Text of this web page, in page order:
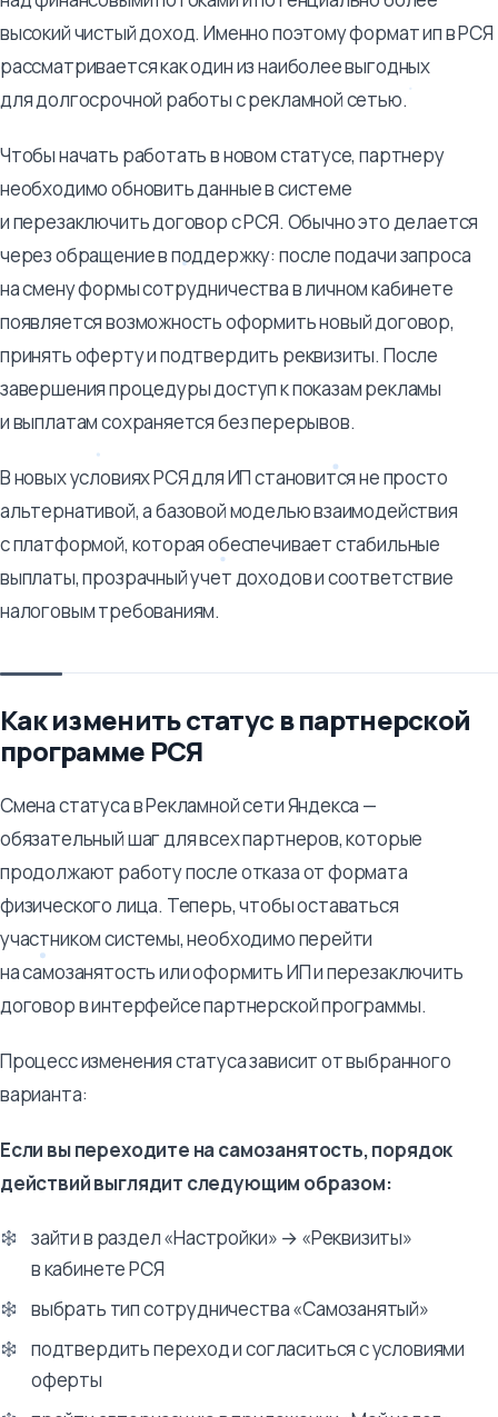
высокий чистый доход. Именно поэтому формат ип в РСЯ
рассматривается как один из наиболее выгодных
для долгосрочной работы с рекламной сетью.
Чтобы начать работать в новом статусе, партнеру
необходимо обновить данные в системе
и перезаключить договор с РСЯ. Обычно это делается
через обращение в поддержку: после подачи запроса
на смену формы сотрудничества в личном кабинете
появляется возможность оформить новый договор,
принять оферту и подтвердить реквизиты. После
завершения процедуры доступ к показам рекламы
и выплатам сохраняется без перерывов.
В новых условиях РСЯ для ИП становится не просто
альтернативой, а базовой моделью взаимодействия
с платформой, которая обеспечивает стабильные
выплаты, прозрачный учет доходов и соответствие
налоговым требованиям.
Как изменить статус в партнерской
программе РСЯ
Смена статуса в Рекламной сети Яндекса —
обязательный шаг для всех партнеров, которые
продолжают работу после отказа от формата
физического лица. Теперь, чтобы оставаться
участником системы, необходимо перейти
на самозанятость или оформить ИП и перезаключить
договор в интерфейсе партнерской программы.
Процесс изменения статуса зависит от выбранного
варианта:
Если вы переходите на самозанятость, порядок
действий выглядит следующим образом:
зайти в раздел «Настройки» → «Реквизиты»
в кабинете РСЯ
выбрать тип сотрудничества «Самозанятый»
подтвердить переход и согласиться с условиями
оферты